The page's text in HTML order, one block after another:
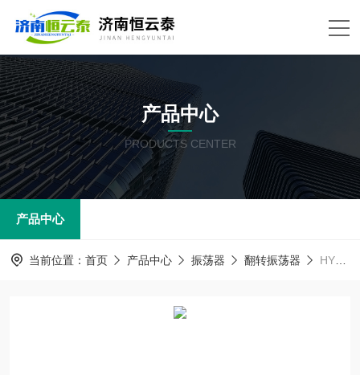
产品中心
PRODUCTS CENTER
产品中心
当前位置： 首页 产品中心 振荡器 翻转振荡器 HYT-XZ08K全自动翻转式振荡器